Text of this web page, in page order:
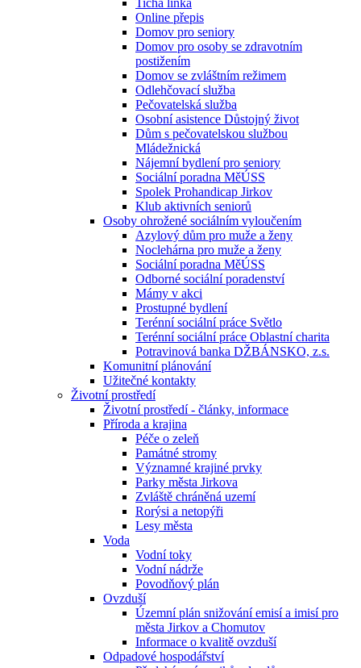
Tichá linka
Online přepis
Domov pro seniory
Domov pro osoby se zdravotním
postižením
Domov se zvláštním režimem
Odlehčovací služba
Pečovatelská služba
Osobní asistence Důstojný život
Dům s pečovatelskou službou
Mládežnická
Nájemní bydlení pro seniory
Sociální poradna MěÚSS
Spolek Prohandicap Jirkov
Klub aktivních seniorů
Osoby ohrožené sociálním vyloučením
Azylový dům pro muže a ženy
Noclehárna pro muže a ženy
Sociální poradna MěÚSS
Odborné sociální poradenství
Mámy v akci
Prostupné bydlení
Terénní sociální práce Světlo
Terénní sociální práce Oblastní charita
Potravinová banka DŽBÁNSKO, z.s.
Komunitní plánování
Užitečné kontakty
Životní prostředí
Životní prostředí - články, informace
Příroda a krajina
Péče o zeleň
Památné stromy
Významné krajiné prvky
Parky města Jirkova
Zvláště chráněná uzemí
Rorýsi a netopýři
Lesy města
Voda
Vodní toky
Vodní nádrže
Povodňový plán
Ovzduší
Územní plán snižování emisí a imisí pro
města Jirkov a Chomutov
Informace o kvalitě ovzduší
Odpadové hospodářství